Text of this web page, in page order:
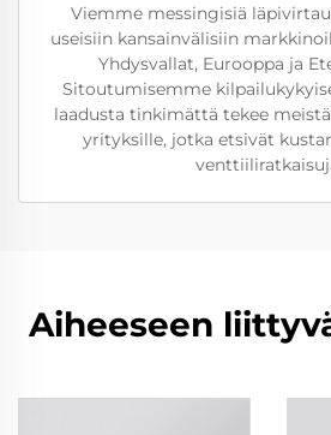
Viemme messingisiä
useisiin kansainvälisiin
Yhdysvallat, Eurooppa ja
Sitoutumisemme
laadusta tinkimättä tekee
yrityksille, jotka etsivät
Aiheeseen